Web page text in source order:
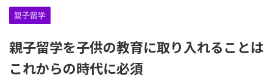
親子留学
親子留学を子供の教育に取り入れることは
これからの時代に必須